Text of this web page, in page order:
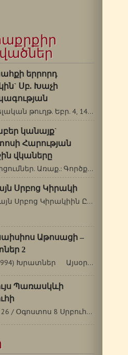
երրորդ
Սբ. Խաչի
Առաքելական թուղթ. Եբր. 4, 14-5, 6: Ավետարան.…
կանայք`
Հարության
վկաները
Ընթերցումներ. Առաք.: Գործք 6. 1-7:…
Սրբոց Կիրակի
Ամենայն Սրբոց Կիրակիին ԸՆդհանրական…
Աթոսացի –
2
(1924-1994) Խրատներ Այսօր եկել է Անտոն…
Պառասկևի
Հուլիս 26 / Օգոստոս 8 Սրբուհի Պառասկևին…